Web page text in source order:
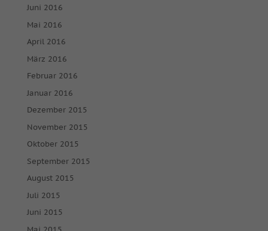
Juni 2016
Mai 2016
April 2016
März 2016
Februar 2016
Januar 2016
Dezember 2015
November 2015
Oktober 2015
September 2015
August 2015
Juli 2015
Juni 2015
Nur essenzielle Cookies akzeptieren
Essenziell (1)
Essenzielle Cookies ermöglichen grundlegende Funktionen und
sind für die einwandfreie Funktion der Website erforderlich.
Cookie-Informationen anzeigen
Marketing (2)
Marketing-Cookies werden von Drittanbietern oder Publishern
verwendet, um personalisierte Werbung anzuzeigen. Sie tun dies,